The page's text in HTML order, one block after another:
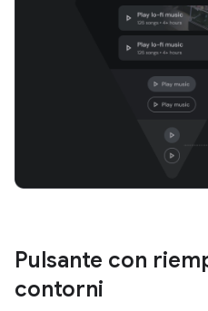
Pulsante con
contorni